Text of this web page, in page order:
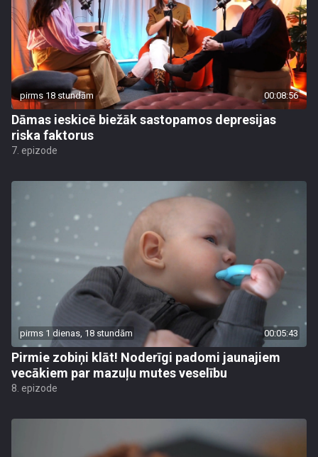
pirms 18 stundām 00:08:56
Dāmas ieskicē biežāk sastopamos depresijas
riska faktorus
7. epizode
pirms 1 dienas, 18 stundām 00:05:43
Pirmie zobiņi klāt! Noderīgi padomi jaunajiem
vecākiem par mazuļu mutes veselību
8. epizode